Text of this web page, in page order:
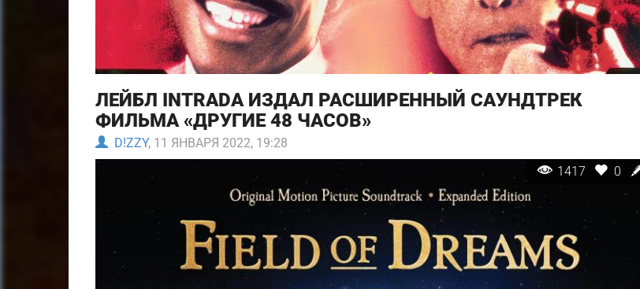
ЛЕЙБЛ INTRADA ИЗДАЛ РАСШИРЕННЫЙ САУНДТРЕК
ФИЛЬМА «ДРУГИЕ 48 ЧАСОВ»
D!ZZY, 11 ЯНВАРЯ 2022, 19:28
1417 0